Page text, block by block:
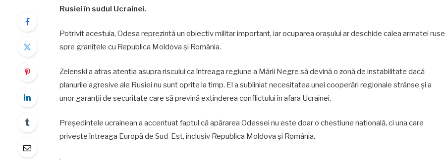
Rusiei în sudul Ucrainei.
Potrivit acestuia, Odesa reprezintă un obiectiv militar important, iar ocuparea orașului ar deschide calea armatei ruse
spre granițele cu Republica Moldova și România.
Zelenski a atras atenția asupra riscului ca întreaga regiune a Mării Negre să devină o zonă de instabilitate dacă
planurile agresive ale Rusiei nu sunt oprite la timp. El a subliniat necesitatea unei cooperări regionale strânse și a
unor garanții de securitate care să prevină extinderea conflictului în afara Ucrainei.
Președintele ucrainean a accentuat faptul că apărarea Odessei nu este doar o chestiune națională, ci una care
privește întreaga Europă de Sud-Est, inclusiv Republica Moldova și România.